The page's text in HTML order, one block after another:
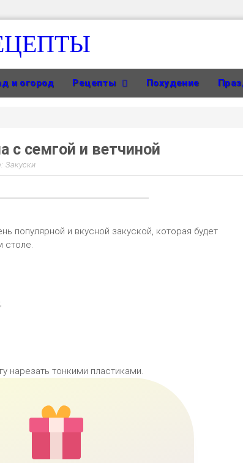
и огород Рецепты Похудение
с семгой и ветчиной
Закуски
популярной и вкусной закуской, которая будет
столе.
нарезать тонкими пластиками.